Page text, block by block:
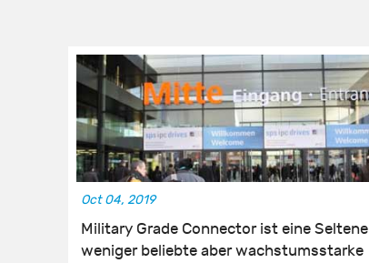
Oct 04, 2019
Military Grade Connector ist eine Seltene
weniger beliebte aber wachstumsstarke